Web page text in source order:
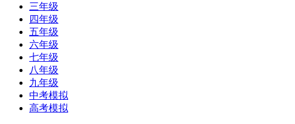
三年级
四年级
五年级
六年级
七年级
八年级
九年级
中考模拟
高考模拟